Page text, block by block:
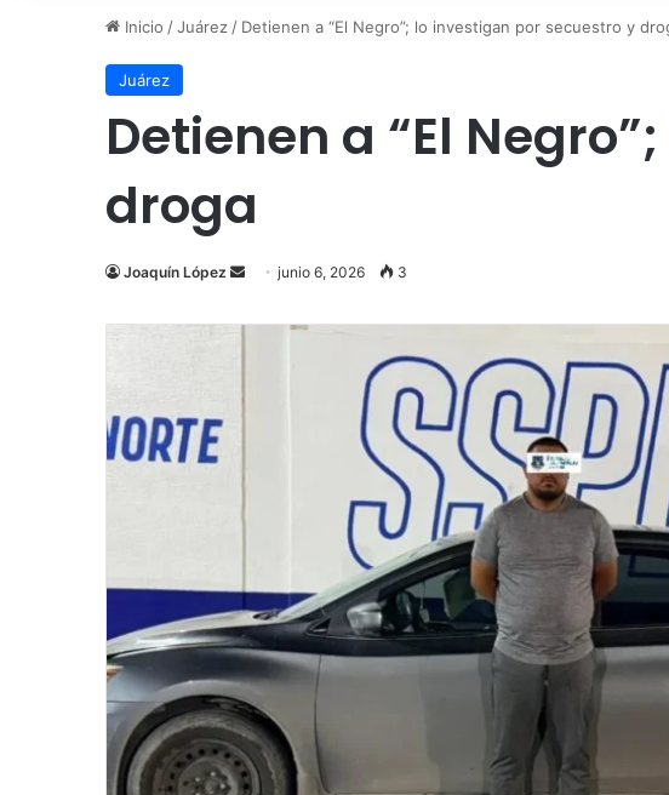
Inicio /Juárez / Detienen a “El Negro”; lo investigan por secuestro y
Juárez
Detienen a “El
droga
Joaquín López
Send
email
junio 6, 2026 3